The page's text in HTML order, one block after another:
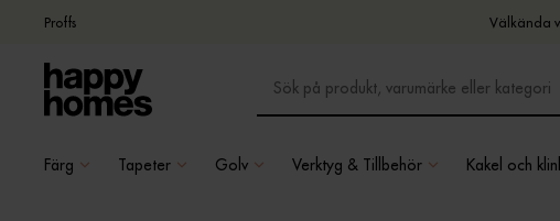
Proffs Välkända
Färg Tapeter Golv Verktyg & Tillbehör Kakel och